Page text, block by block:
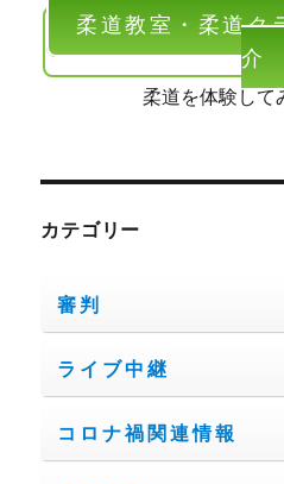
柔道教室・柔道ク
介
柔道を体験して
カテゴリー
審判
ライブ中継
コロナ禍関連情報